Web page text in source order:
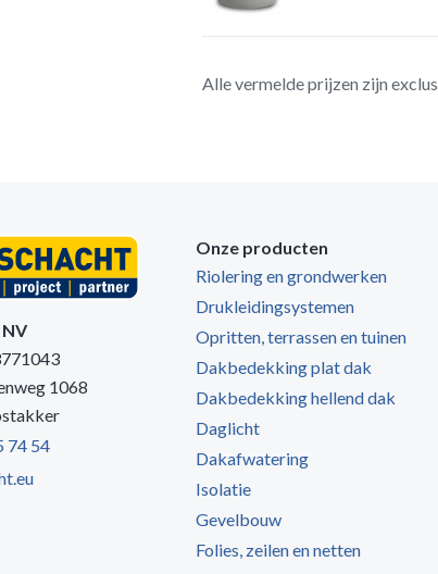
Alle vermelde prijzen zijn
NV
1068
74 54
Onze producten
Riolering en grondwerken
Drukleidingsystemen
Opritten, terrassen en tuinen
Dakbedekking plat dak
Dakbedekking hellend dak
Daglicht
Dakafwatering
Isolatie
Gevelbouw
Folies, zeilen en netten